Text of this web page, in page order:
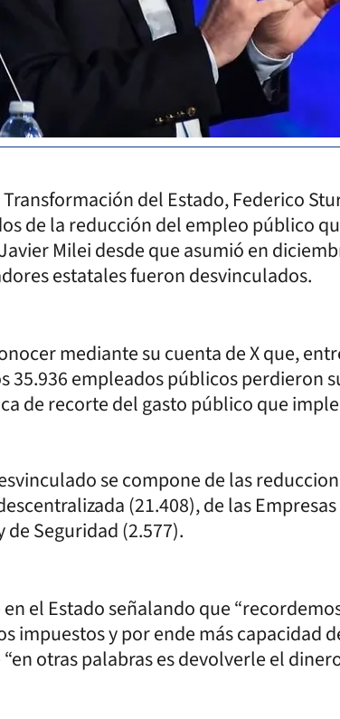
del Estado, Federico
de la reducción del empleo público
Milei desde que asumió en
estatales fueron desvinculados.
mediante su cuenta de X que,
35.936 empleados públicos perdieron
de recorte del gasto público que
se compone de las
(21.408), de las
de Seguridad (2.577).
el Estado señalando que
impuestos y por ende más capacidad
otras palabras es devolverle el